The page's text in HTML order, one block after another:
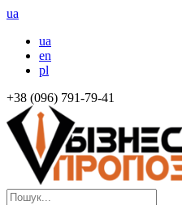
ua
ua
en
pl
+38 (096) 791-79-41